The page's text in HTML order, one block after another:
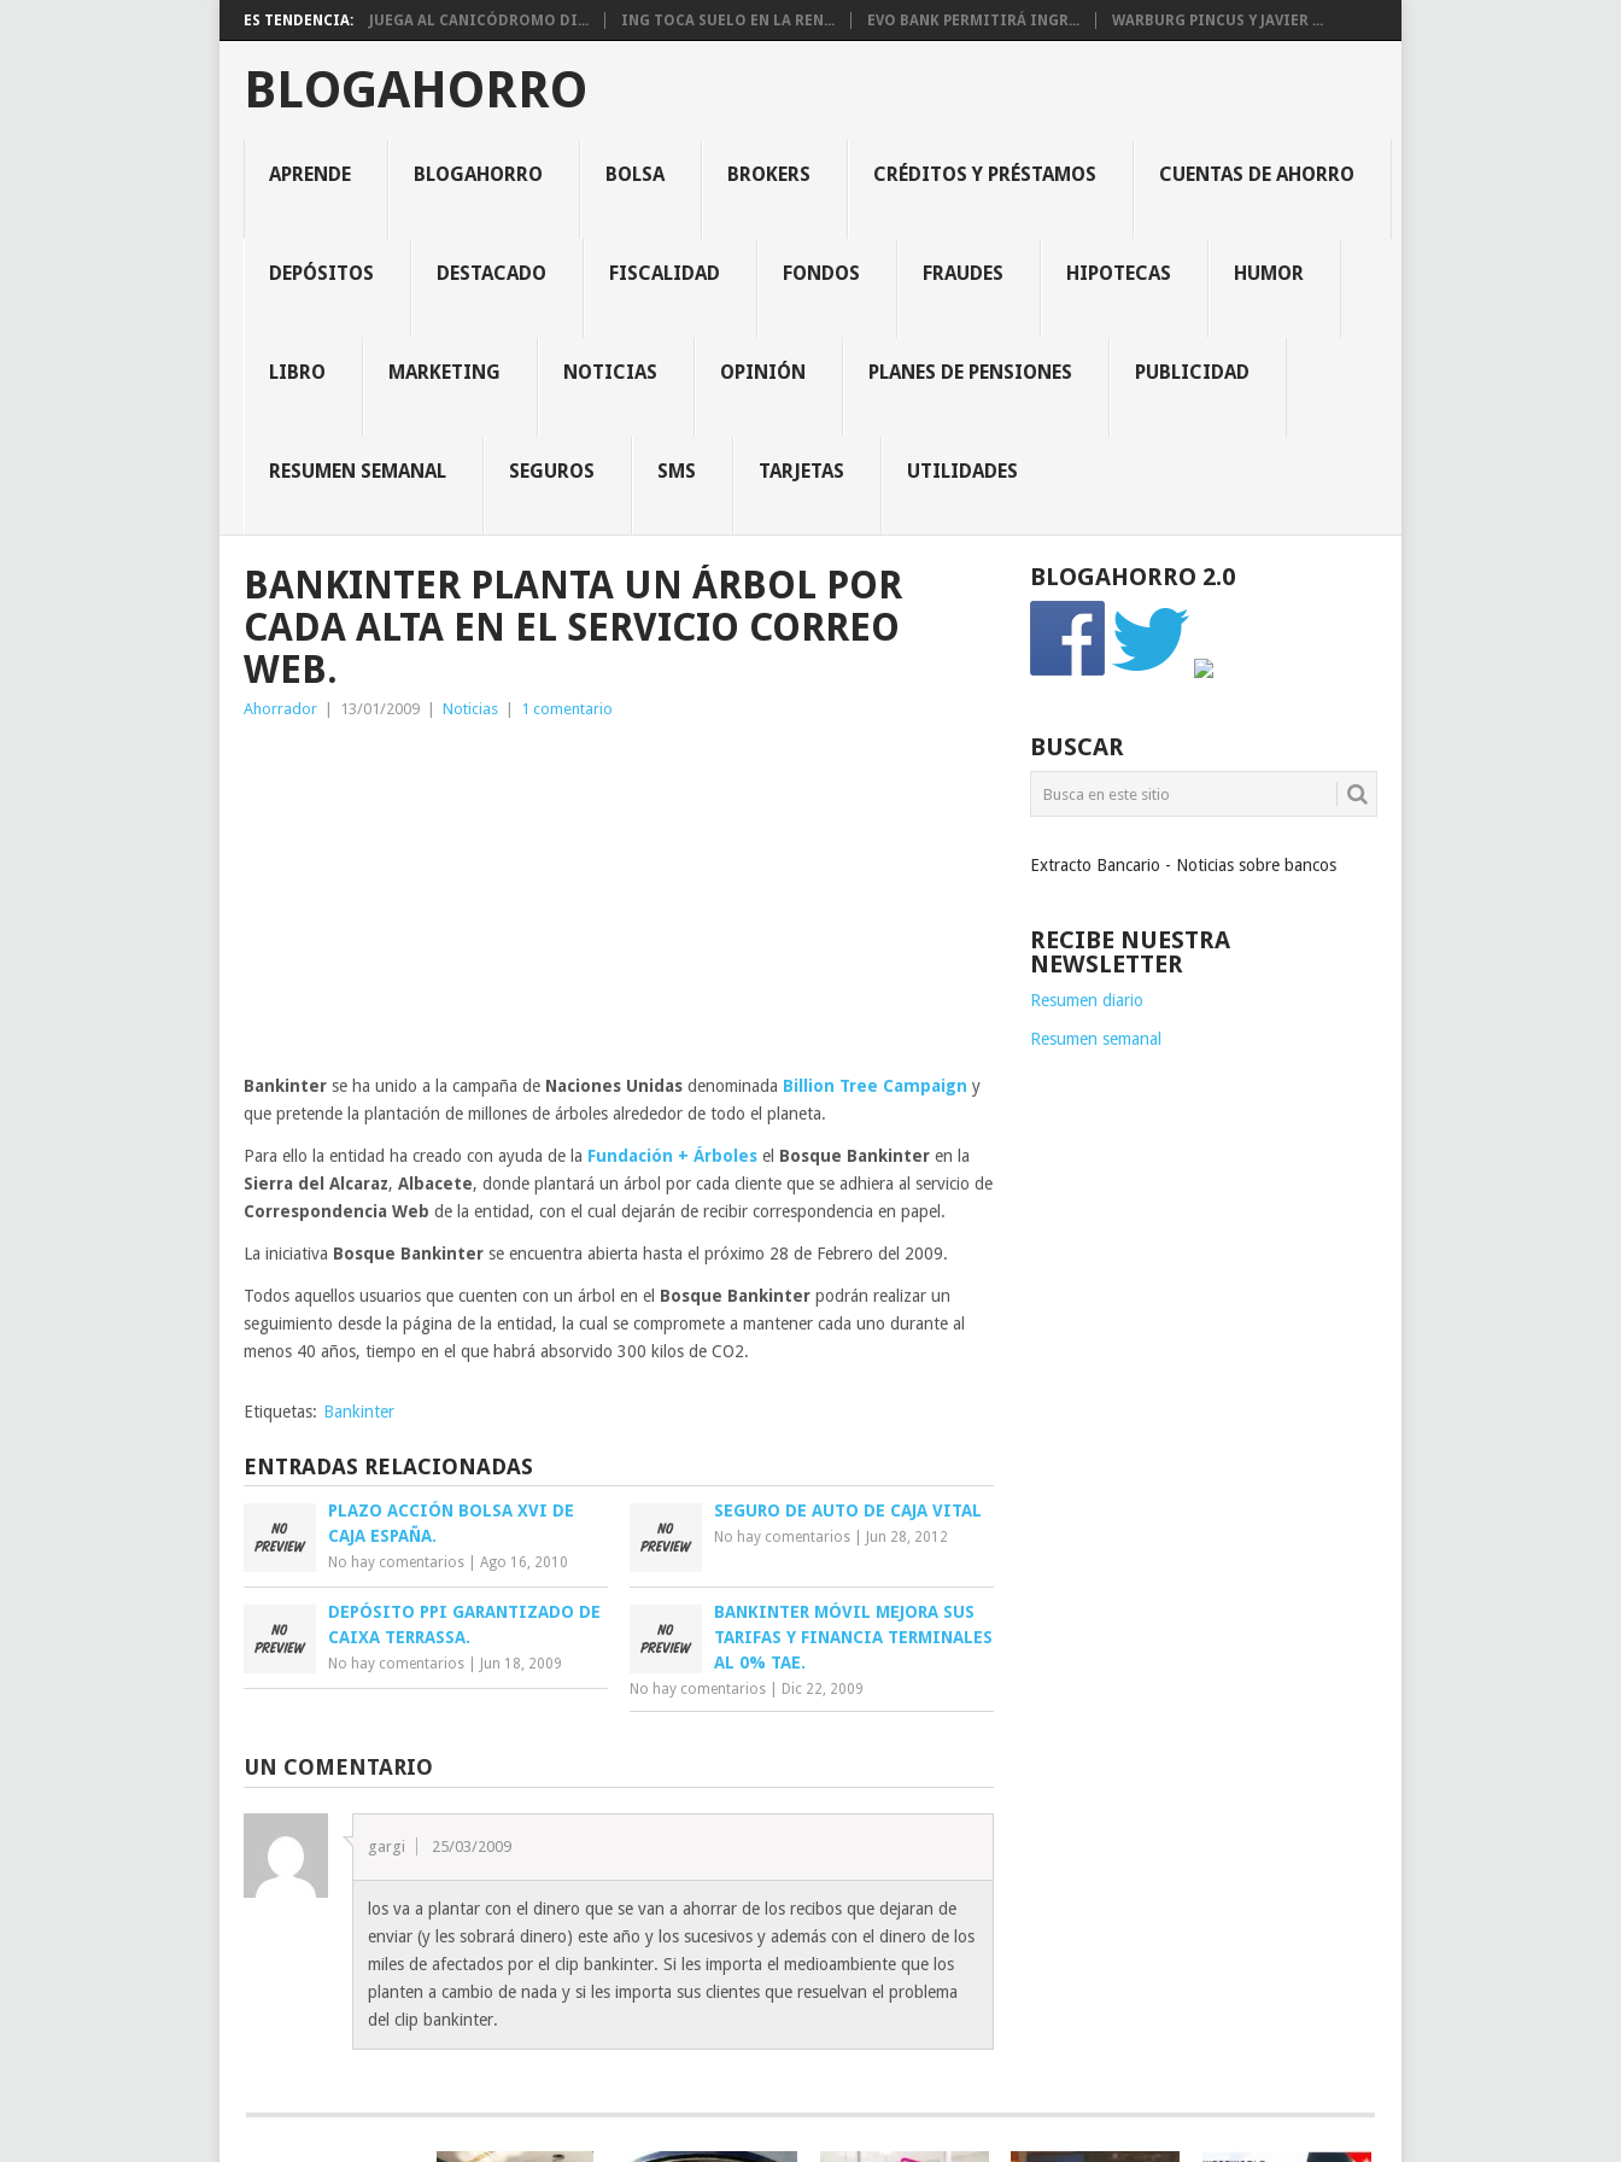
ES TENDENCIA: JUEGA AL CANICÓDROMO DI... ING TOCA SUELO EN LA REN... EVO BANK PERMITIRÁ INGR... WARBURG PINCUS Y JAVIER ...
BLOGAHORRO
APRENDE BLOGAHORRO BOLSA BROKERS CRÉDITOS Y PRÉSTAMOS CUENTAS DE AHORRO
DEPÓSITOS DESTACADO FISCALIDAD FONDOS FRAUDES HIPOTECAS HUMOR
LIBRO MARKETING NOTICIAS OPINIÓN PLANES DE PENSIONES PUBLICIDAD
RESUMEN SEMANAL SEGUROS SMS TARJETAS UTILIDADES
BANKINTER PLANTA UN ÁRBOL POR
CADA ALTA EN EL SERVICIO CORREO
WEB.
Ahorrador 13/01/2009 Noticias 1 comentario
Bankinter se ha unido a la campaña de Naciones Unidas denominada Billion Tree Campaign y
que pretende la plantación de millones de árboles alrededor de todo el planeta.
Para ello la entidad ha creado con ayuda de la Fundación + Árboles el Bosque Bankinter en la
Sierra del Alcaraz, Albacete, donde plantará un árbol por cada cliente que se adhiera al servicio de
Correspondencia Web de la entidad, con el cual dejarán de recibir correspondencia en papel.
La iniciativa Bosque Bankinter se encuentra abierta hasta el próximo 28 de Febrero del 2009.
Todos aquellos usuarios que cuenten con un árbol en el Bosque Bankinter podrán realizar un
seguimiento desde la página de la entidad, la cual se compromete a mantener cada uno durante al
menos 40 años, tiempo en el que habrá absorvido 300 kilos de CO2.
Etiquetas: Bankinter
ENTRADAS RELACIONADAS
PLAZO ACCIÓN BOLSA XVI DE
CAJA ESPAÑA.
No hay comentarios Ago 16, 2010
SEGURO DE AUTO DE CAJA VITAL
No hay comentarios Jun 28, 2012
DEPÓSITO PPI GARANTIZADO DE
CAIXA TERRASSA.
No hay comentarios Jun 18, 2009
BANKINTER MÓVIL MEJORA SUS
TARIFAS Y FINANCIA TERMINALES
AL 0% TAE.
No hay comentarios Dic 22, 2009
UN COMENTARIO
gargi 25/03/2009
los va a plantar con el dinero que se van a ahorrar de los recibos que dejaran de
enviar (y les sobrará dinero) este año y los sucesivos y además con el dinero de los
miles de afectados por el clip bankinter. Si les importa el medioambiente que los
planten a cambio de nada y si les importa sus clientes que resuelvan el problema
del clip bankinter.
BLOGAHORRO 2.0
BUSCAR
Extracto Bancario - Noticias sobre bancos
RECIBE NUESTRA
NEWSLETTER
Resumen diario
Resumen semanal